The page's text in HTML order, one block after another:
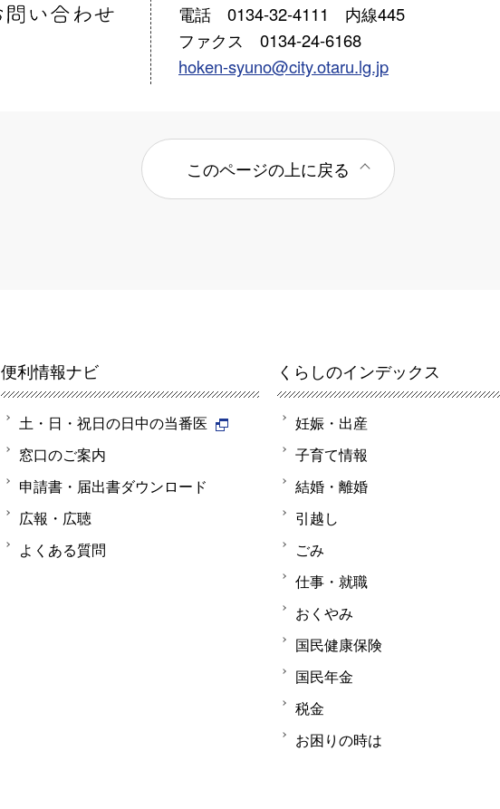
電話 0134-32-4111 内線445
ファクス 0134-24-6168
hoken-syuno@city.otaru.lg.jp
このページの上に戻る
便利情報ナビ
土・日・祝日の日中の当番医
窓口のご案内
申請書・届出書ダウンロード
広報・広聴
よくある質問
くらしのインデックス
妊娠・出産
子育て情報
結婚・離婚
引越し
ごみ
仕事・就職
おくやみ
国民健康保険
国民年金
税金
お困りの時は